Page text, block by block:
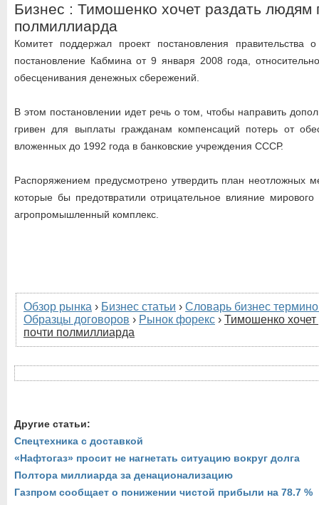
Бизнес : Тимошенко хочет раздать людям
полмиллиарда
Комитет поддержал проект постановления правительства
постановление Кабмина от 9 января 2008 года,
обесценивания денежных сбережений.
В этом постановлении идет речь о том, чтобы направить
гривен для выплаты гражданам компенсаций потерь от
вложенных до 1992 года в банковские учреждения СССР.
Распоряжением предусмотрено утвердить план неотложных
которые бы предотвратили отрицательное влияние
агропромышленный комплекс.
Обзор рынка › Бизнес статьи › Словарь бизнес
Образцы договоров › Рынок форекс › Тимошенко
почти полмиллиарда
Другие статьи:
Спецтехника с доставкой
«Нафтогаз» просит не нагнетать ситуацию вокруг долга
Полтора миллиарда за денационализацию
Газпром сообщает о понижении чистой прибыли на 78.7 %